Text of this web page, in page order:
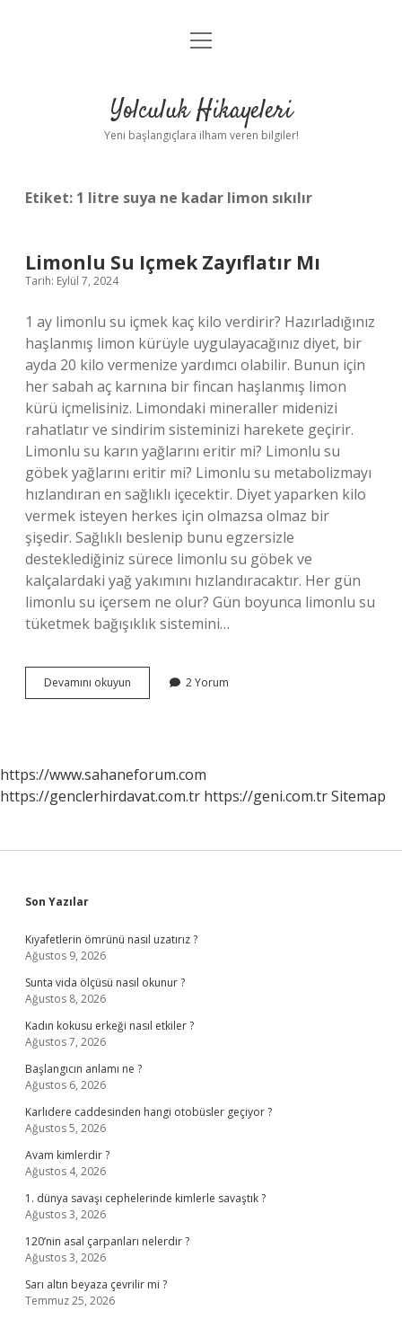
Anasayfa
Yasal Uyarı
menüyü
Yolculuk Hikayeleri
Yeni başlangıçlara ilham veren bilgiler!
Etiket: 1 litre suya ne kadar limon sıkılır
Limonlu Su Içmek Zayıflatır Mı
Tarih: Eylül 7, 2024
1 ay limonlu su içmek kaç kilo verdirir? Hazırladığınız
haşlanmış limon kürüyle uygulayacağınız diyet, bir
ayda 20 kilo vermenize yardımcı olabilir. Bunun için
her sabah aç karnına bir fincan haşlanmış limon
kürü içmelisiniz. Limondaki mineraller midenizi
rahatlatır ve sindirim sisteminizi harekete geçirir.
Limonlu su karın yağlarını eritir mi? Limonlu su
göbek yağlarını eritir mi? Limonlu su metabolizmayı
hızlandıran en sağlıklı içecektir. Diyet yaparken kilo
vermek isteyen herkes için olmazsa olmaz bir
şişedir. Sağlıklı beslenip bunu egzersizle
desteklediğiniz sürece limonlu su göbek ve
kalçalardaki yağ yakımını hızlandıracaktır. Her gün
limonlu su içersem ne olur? Gün boyunca limonlu su
tüketmek bağışıklık sistemini…
Devamını okuyun Limonlu
Su
2 Yorum
https://www.sahaneforum.com
https://genclerhirdavat.com.tr https://geni.com.trSitemap
Sidebar
Son Yazılar
Kıyafetlerin ömrünü nasıl uzatırız ?
Ağustos 9, 2026
Sunta vida ölçüsü nasıl okunur ?
Ağustos 8, 2026
Kadın kokusu erkeği nasıl etkiler ?
Ağustos 7, 2026
Başlangıcın anlamı ne ?
Ağustos 6, 2026
Karlıdere caddesinden hangi otobüsler geçiyor ?
Ağustos 5, 2026
Avam kimlerdir ?
Ağustos 4, 2026
1. dünya savaşı cephelerinde kimlerle savaştık ?
Ağustos 3, 2026
120’nin asal çarpanları nelerdir ?
Ağustos 3, 2026
Sarı altın beyaza çevrilir mi ?
Temmuz 25, 2026